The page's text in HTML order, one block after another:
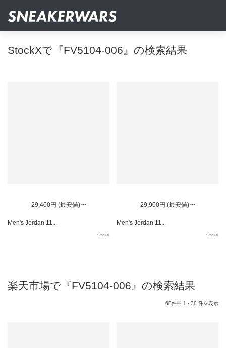
StockXで『FV5104-006』の検索結果
29,400円 (最安値)〜
Men's Jordan 11...
StockX
29,900円 (最安値)〜
Men's Jordan 11...
StockX
楽天市場で『FV5104-006』の検索結果
68件中 1 - 30 件を表示